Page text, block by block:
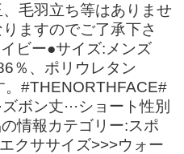
毛羽立ち等はありませ
ますのでご了承下さ
ビー●サイズ:メンズ
％、ポリウレタン
#THENORTHFACE#
ボン丈···ショート性別
の情報カテゴリー:スポ
クササイズ>>>ウォー